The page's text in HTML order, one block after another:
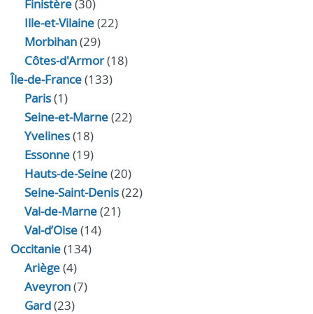
Finistère(30)
Ille-et-Vilaine(22)
Morbihan(29)
Côtes-d'Armor(18)
Île-de-France(133)
Paris(1)
Seine-et-Marne(22)
Yvelines(18)
Essonne(19)
Hauts-de-Seine(20)
Seine-Saint-Denis(22)
Val-de-Marne(21)
Val-d’Oise(14)
Occitanie(134)
Ariège(4)
Aveyron(7)
Gard(23)